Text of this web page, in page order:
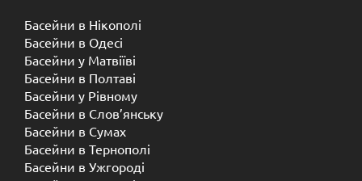
Басейни в Нікополі
Басейни в Одесі
Басейни у Матвіїві
Басейни в Полтаві
Басейни у ​​Рівному
Басейни в Слов’янську
Басейни в Сумах
Басейни в Тернополі
Басейни в Ужгороді